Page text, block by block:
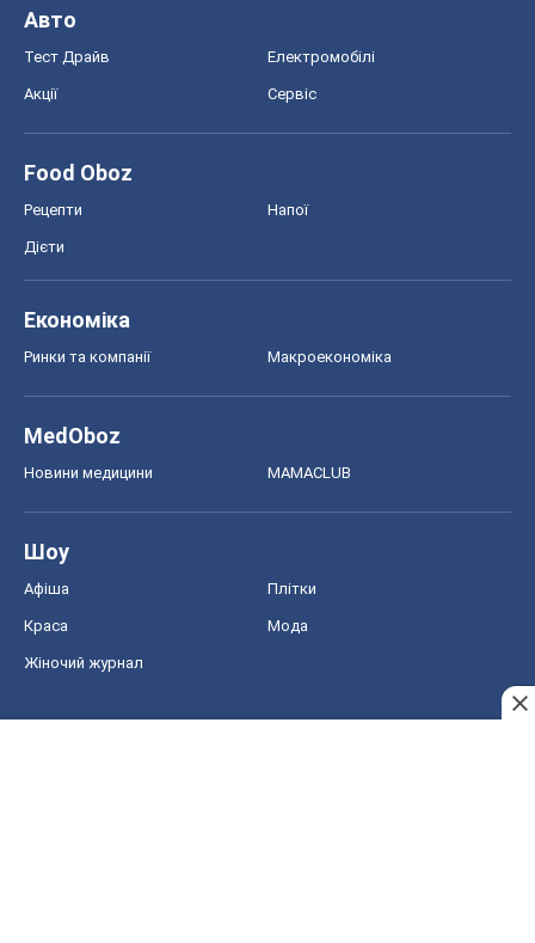
Авто
Тест Драйв Електромобілі
Акції Сервіс
Food Oboz
Рецепти Напої
Дієти
Економіка
Ринки та компанії Макроекономіка
MedOboz
Новини медицини MAMACLUB
Шоу
Афіша Плітки
Краса Мода
Жіночий журнал